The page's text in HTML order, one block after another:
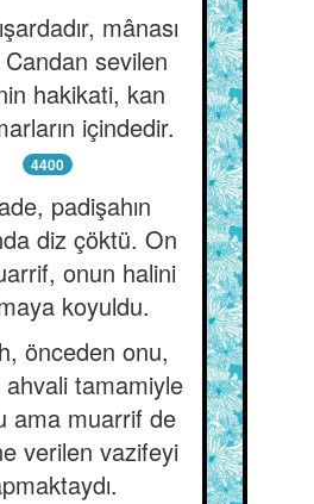
mânası
sevilen
hakikati, kan
içindedir.
4400
padişahın
diz çöktü. On
onun halini
koyuldu.
önceden onu,
tamamiyle
ama muarrif de
verilen vazifeyi